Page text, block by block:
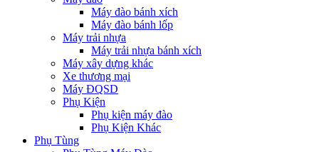
Máy đào bánh xích
Máy đào bánh lốp
Máy trải nhựa
Máy trải nhựa bánh xích
Máy xây dựng khác
Xe thương mại
Máy ĐQSD
Phụ Kiện
Phụ kiện máy đào
Phụ Kiện Khác
Phụ Tùng